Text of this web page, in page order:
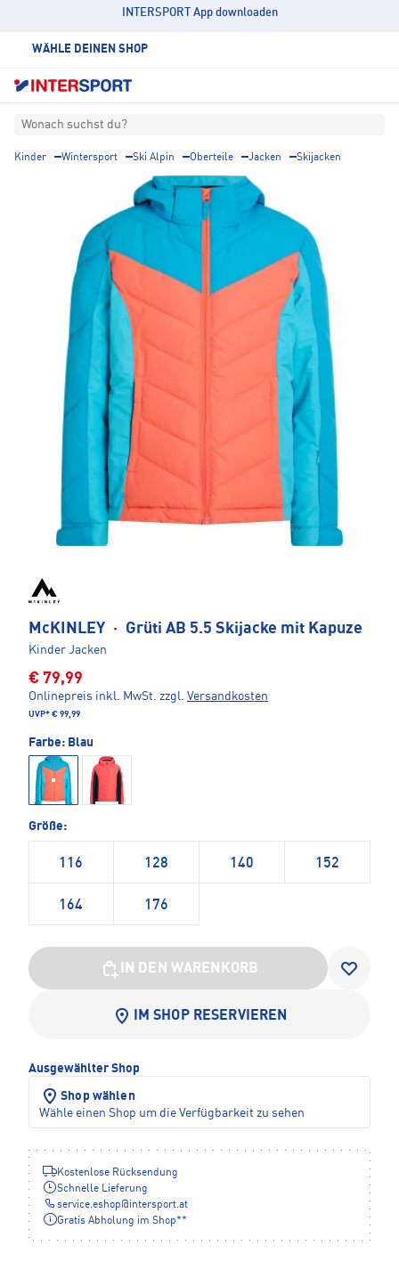
INTERSPORT App downloaden
WÄHLE DEINEN SHOP
Wonach suchst du?
Kinder Wintersport Ski Alpin Oberteile Jacken Skijacken
McKINLEY · Grüti AB 5.5 Skijacke mit Kapuze
Kinder Jacken
€ 79,99
Onlinepreis inkl. MwSt. zzgl. Versandkosten
UVP* € 99,99
Farbe: Blau
Größe:
116 128 140 152
164 176
IN DEN WARENKORB
IM SHOP RESERVIEREN
Ausgewählter Shop
Shop wählen
Wähle einen Shop um die Verfügbarkeit zu sehen
Kostenlose Rücksendung
Schnelle Lieferung
service.eshop@intersport.at
Gratis Abholung im Shop**